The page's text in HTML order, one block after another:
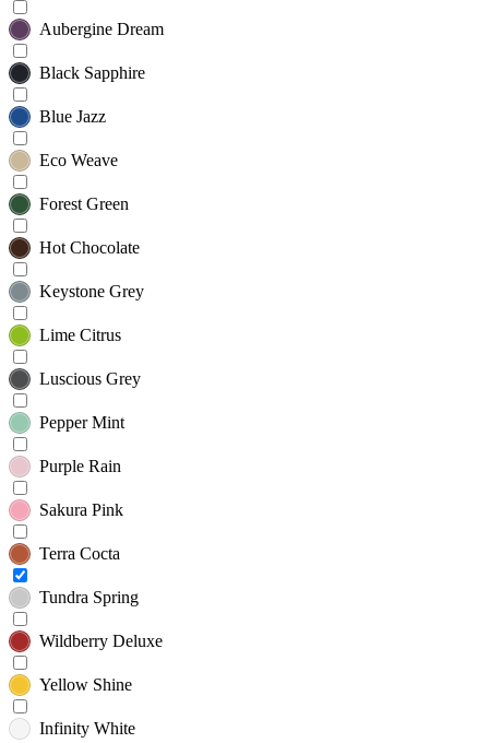
Aubergine Dream
Black Sapphire
Blue Jazz
Eco Weave
Forest Green
Hot Chocolate
Keystone Grey
Lime Citrus
Luscious Grey
Pepper Mint
Purple Rain
Sakura Pink
Terra Cocta
Tundra Spring
Wildberry Deluxe
Yellow Shine
Infinity White